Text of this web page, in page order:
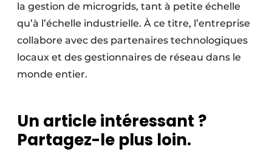
la gestion de microgrids, tant à petite échelle
qu’à l’échelle industrielle. À ce titre, l’entreprise
collabore avec des partenaires technologiques
locaux et des gestionnaires de réseau dans le
monde entier.
Un article intéressant ?
Partagez-le plus loin.